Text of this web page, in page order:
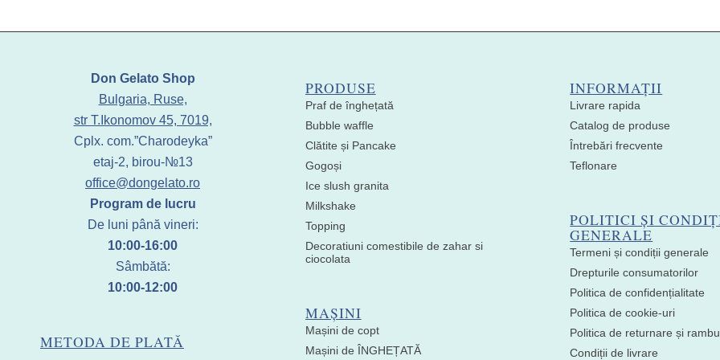
Don Gelato Shop
Bulgaria, Ruse,
str T.Ikonomov 45, 7019,
Cplx. com.”Charodeyka”
etaj-2, birou-№13
office@dongelato.ro
Program de lucru
De luni până vineri:
10:00-16:00
Sâmbătă:
10:00-12:00
METODA DE PLATĂ
PRODUSE
Praf de înghețată
Bubble waffle
Clătite și Pancake
Gogoși
Ice slush granita
Milkshake
Topping
Decoratiuni comestibile de zahar si
ciocolata
MAȘINI
Mașini de copt
Mașini de ÎNGHEȚATĂ
INFORMAȚII
Livrare rapida
Catalog de produse
Întrebări frecvente
Teflonare
POLITICI ȘI
GENERALE
Termeni și condiții generale
Drepturile consumatorilor
Politica de confidențialitate
Politica de cookie-uri
Politica de returnare și
Condiții de livrare